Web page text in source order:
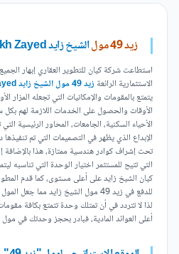
زيد 49 مول الشيخ زايد Zed 49 Mall Sheikh Zayed
استطاعت شركة كيان للتطوير العقاري إبهار
الاستثمارية الرائعة زيد 49 مول الشيخ زايد Zed 49 Mall Sheikh Zayed
يتمتع بالمقومات والإمكانيات التي تجعله المزار
الأوقات والحصول على الخدمات اللازمة لهم بكل
الأحياء السكنية، الجامعات، المحاور الرئيسية
الإبداع الذي يظهر في التصميمات التي تم
تحت إشراف كوادر هندسية ممتازة، هذا بالإضافة
التي تتيح للمستثمر اختيار الوحدة التي تناسبه
كيان الشيخ زايد على أعلى مستوى، كما قدم
للدفع في زيد 49 مول الشيخ زايد مما
لذا لا تتردد في أن تمتلك وحدة تتمتع بكافة
أعلى العوائد المادية، فبادر بحجز وحدتك في